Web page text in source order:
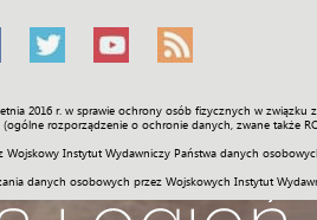
2016 r. w sprawie ochrony osób fizycznych w
rozporządzenie o ochronie danych, zwane także
Instytut Wydawniczy Państwa danych
danych osobowych przez Wojskowych Instytut
Historia Galerie Wideo